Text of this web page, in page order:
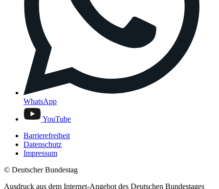
WhatsApp
YouTube
Barrierefreiheit
Datenschutz
Impressum
© Deutscher Bundestag
Ausdruck aus dem Internet-Angebot des Deutschen Bundestages